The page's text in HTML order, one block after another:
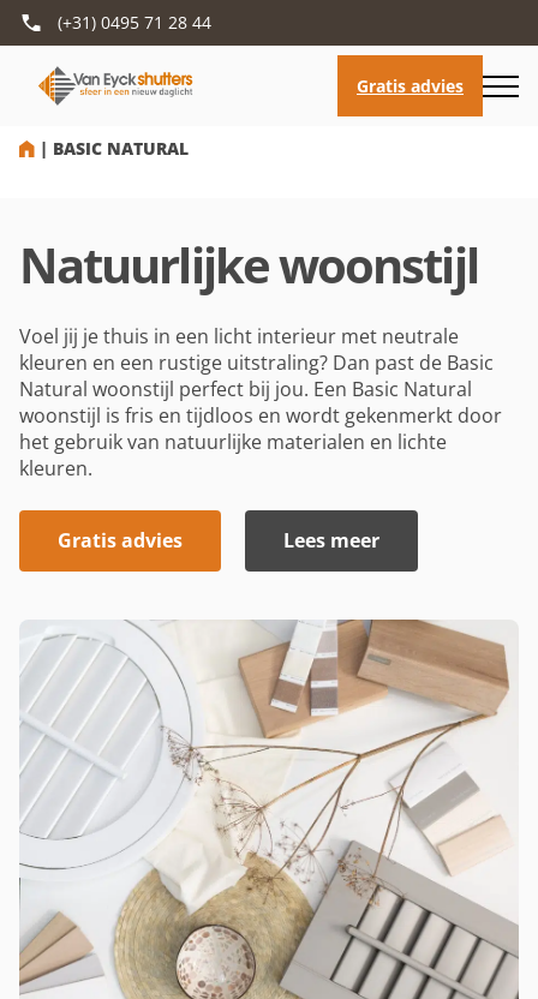
(+31) 0495 71 28 44
HOME
| BASIC NATURAL
Natuurlijke woonstijl
Voel jij je thuis in een licht interieur met neutrale
kleuren en een rustige uitstraling? Dan past de Basic
Natural woonstijl perfect bij jou. Een Basic Natural
woonstijl is fris en tijdloos en wordt gekenmerkt door
het gebruik van natuurlijke materialen en lichte
kleuren.
Gratis advies Lees meer